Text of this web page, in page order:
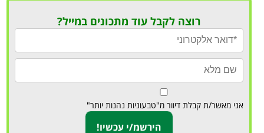
רוצה לקבל עוד מתכונים במייל?
אני מאשר/ת קבלת דיוור מ"טבעוניות נהנות יותר"